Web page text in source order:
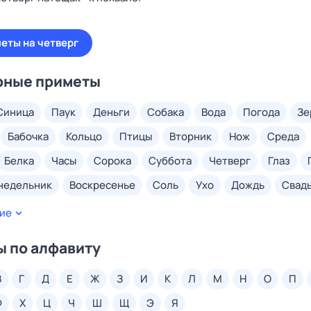
на четверг
приметы
синица паук деньги собака вода погода
бабочка кольцо птицы вторник нож
среда
белка часы сорока суббота четверг глаз
воскресенье соль ухо дождь
ногти
вороны чайник
веник потеря губы ласточки гусеница локоть
беременность конфеты
по алфавиту
г д е ж з и к л м н о п
х ц ч ш щ э я